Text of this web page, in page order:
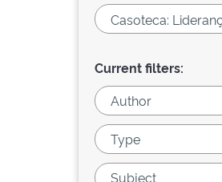
Current filters: